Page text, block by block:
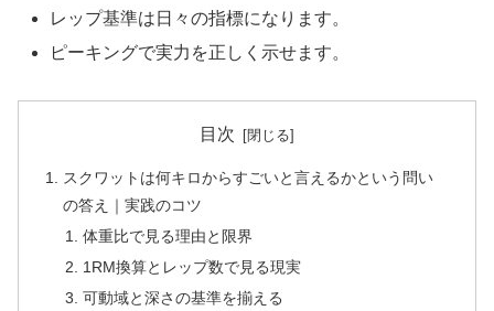
レップ基準は日々の指標になります。
ピーキングで実力を正しく示せます。
目次
スクワットは何キロからすごいと言えるかという問い
の答え｜実践のコツ
体重比で見る理由と限界
1RM換算とレップ数で見る現実
可動域と深さの基準を揃える